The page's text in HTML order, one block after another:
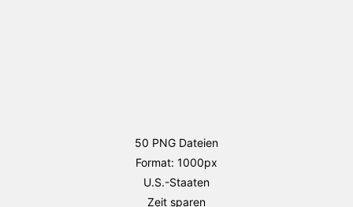
50 PNG Dateien
Format: 1000px
U.S.-Staaten
Zeit sparen